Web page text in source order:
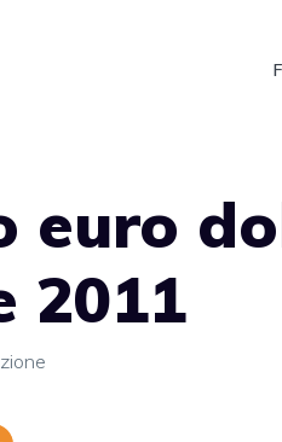
euro
2011